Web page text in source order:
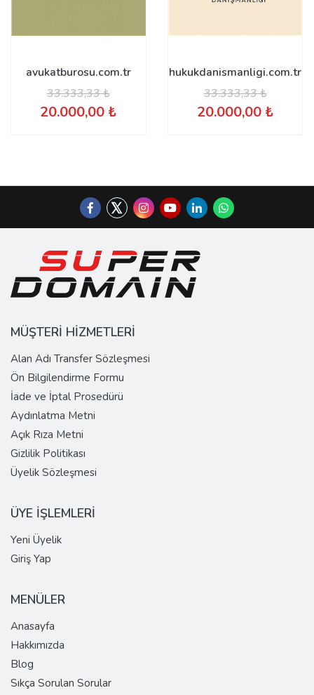
avukatburosu.com.tr
33.333,33 ₺
20.000,00 ₺
hukukdanismanligi.com.tr
33.333,33 ₺
20.000,00 ₺
MÜŞTERİ HİZMETLERİ
Alan Adı Transfer Sözleşmesi
Ön Bilgilendirme Formu
İade ve İptal Prosedürü
Aydınlatma Metni
Açık Rıza Metni
Gizlilik Politikası
Üyelik Sözleşmesi
ÜYE İŞLEMLERİ
Yeni Üyelik
Giriş Yap
MENÜLER
Anasayfa
Hakkımızda
Blog
Sıkça Sorulan Sorular